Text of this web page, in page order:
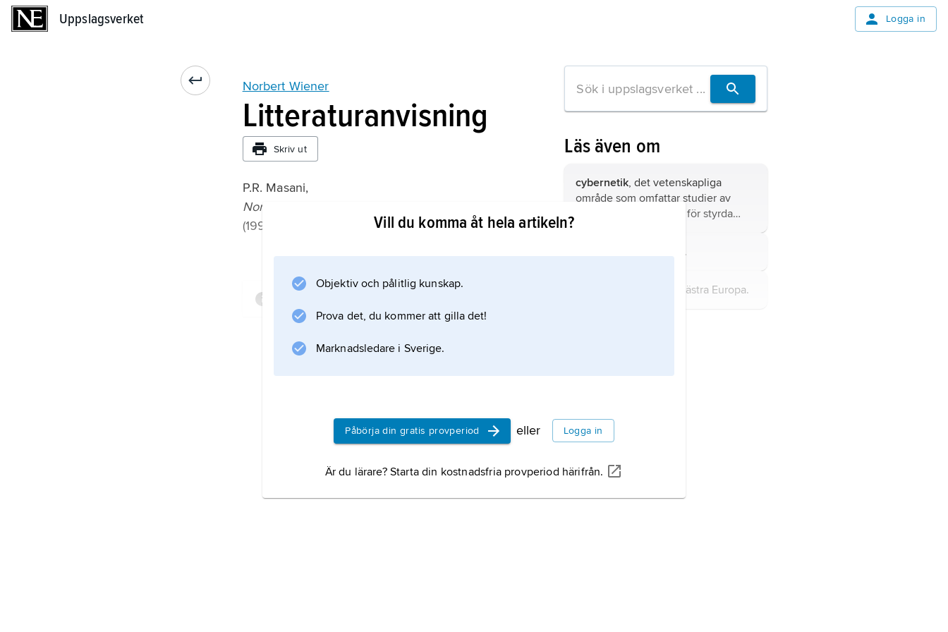
Uppslagsverket Logga in
Norbert Wiener
Litteraturanvisning
Skriv ut
P.R. Masani,
Norbert Wiener, 1894–1964
(1990).
Vill du komma åt hela artikeln?
Objektiv och pålitlig kunskap.
Prova det, du kommer att gilla det!
Marknadsledare i Sverige.
Påbörja din gratis provperiod eller Logga in
Är du lärare? Starta din kostnadsfria provperiod härifrån.
Läs även om
cybernetik, det vetenskapliga
område som omfattar studier av
matematiska modeller för styrda
stat i östra Asien.
stat i västra Europa.